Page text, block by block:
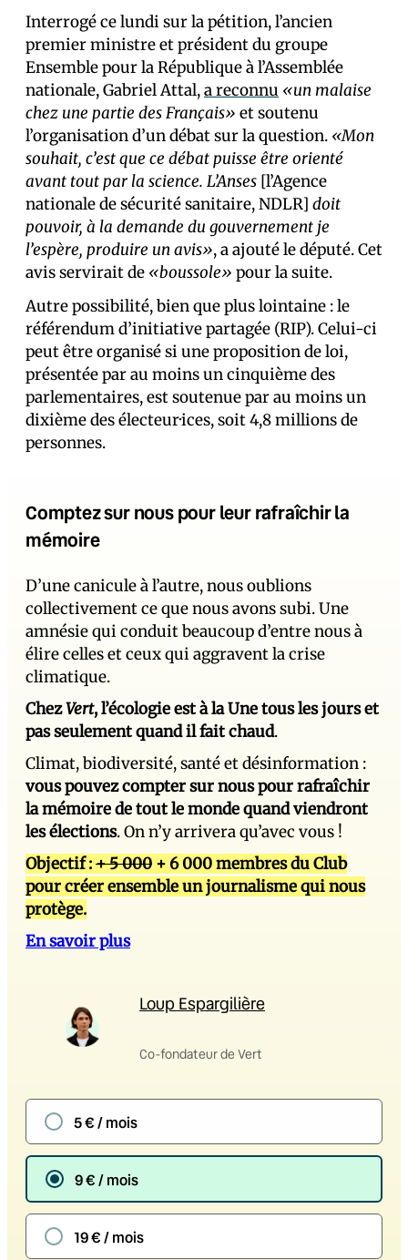
Interrogé ce lundi sur la pétition, l’ancien
premier ministre et président du groupe
Ensemble pour la République à l’Assemblée
nationale, Gabriel Attal,a reconnu «un malaise
chez une partie des Français» et soutenu
l’organisation d’un débat sur la question. «Mon
souhait, c’est que ce débat puisse être orienté
avant tout par la science. L’Anses [l’Agence
nationale de sécurité sanitaire, NDLR] doit
pouvoir, à la demande du gouvernement je
l’espère, produire un avis», a ajouté le député. Cet
avis servirait de «boussole» pour la suite.
Autre possibilité, bien que plus lointaine : le
référendum d’initiative partagée (RIP). Celui-ci
peut être organisé si une proposition de loi,
présentée par au moins un cinquième des
parlementaires, est soutenue par au moins un
dixième des électeur·ices, soit 4,8 millions de
personnes.
Comptez sur nous pour leur rafraîchir la
mémoire
D’une canicule à l’autre, nous oublions
collectivement ce que nous avons subi. Une
amnésie qui conduit beaucoup d’entre nous à
élire celles et ceux qui aggravent la crise
climatique.
ChezVert, l’écologie est à la Une tous les jours et
pas seulement quand il fait chaud.
Climat, biodiversité, santé et désinformation :
vous pouvez compter sur nous pour rafraîchir
la mémoire de tout le monde quand viendront
les élections. On n’y arrivera qu’avec vous !
Objectif :+ 5 000 + 6 000 membres du Club
pour créer ensemble un journalisme qui nous
protège.
En savoir plus
Loup Espargilière
Co-fondateur de Vert
5 € / mois
9 € / mois
19 € / mois